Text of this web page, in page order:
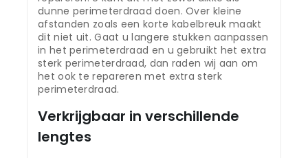
dunne perimeterdraad doen. Over kleine
afstanden zoals een korte kabelbreuk maakt
dit niet uit. Gaat u langere stukken aanpassen
in het perimeterdraad en u gebruikt het extra
sterk perimeterdraad, dan raden wij aan om
het ook te repareren met extra sterk
perimeterdraad.
Verkrijgbaar in verschillende
lengtes